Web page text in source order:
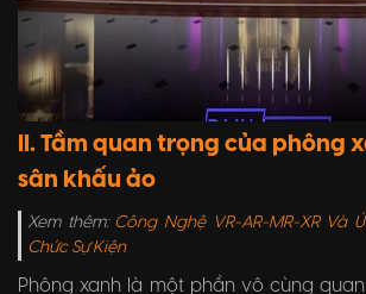
II. Tầm quan trọng của phông xanh trong
sân khấu ảo
Xem thêm: Công Nghệ VR-AR-MR-XR Và
Chức Sự Kiện
Phông xanh là một phần vô cùng